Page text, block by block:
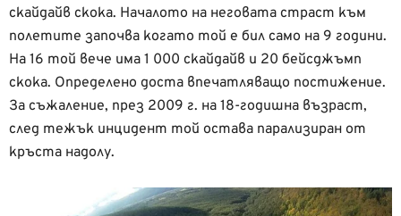
скайдайв скока. Началото на неговата страст към
полетите започва когато той е бил само на 9 години.
На 16 той вече има 1 000 скайдайв и 20 бейсджъмп
скока. Определено доста впечатляващо постижение.
За съжаление, през 2009 г. на 18-годишна възраст,
след тежък инцидент той остава парализиран от
кръста надолу.